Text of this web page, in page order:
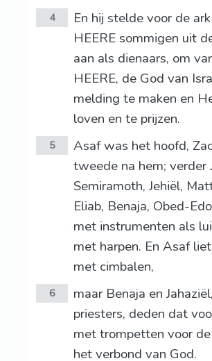
4
En hij stelde voor de
HEERE sommigen uit
aan als dienaars, om
HEERE, de God van
melding te maken en
loven en te prijzen.
5
Asaf was het hoofd,
tweede na hem; verder
Semiramoth, Jehiël,
Eliab, Benaja, Obed-
met instrumenten als
met harpen. En Asaf
met cimbalen,
6
maar Benaja en
priesters, deden dat
met trompetten voor
het verbond van God.